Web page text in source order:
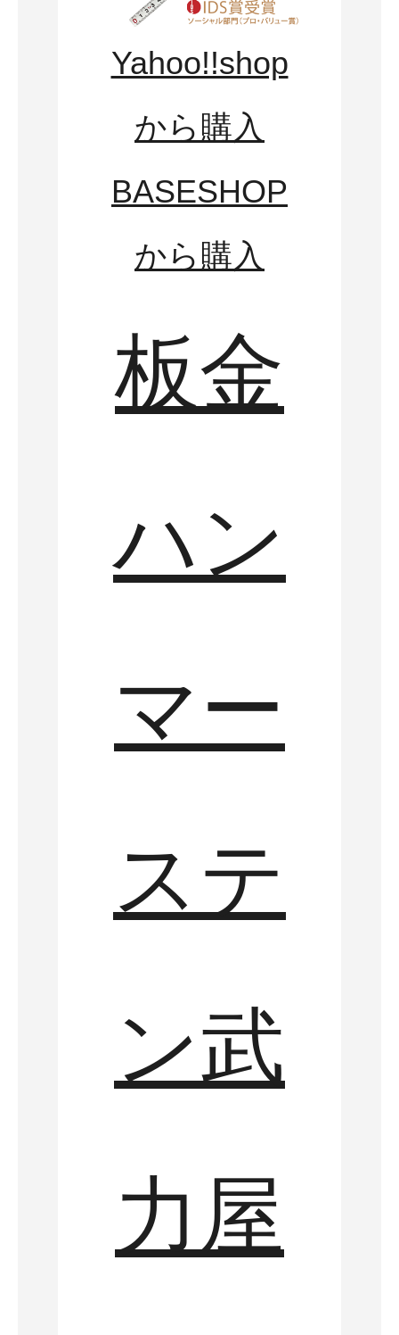
Yahoo!!shop
から購入
BASESHOP
から購入
板金
ハン
マー
ステ
ン武
力屋